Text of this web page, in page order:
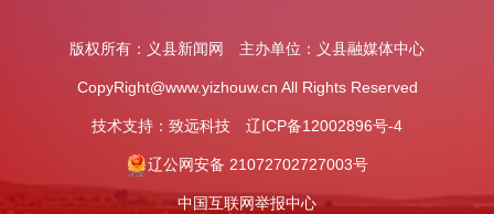
版权所有：义县新闻网 主办单位：义县融媒体中心
CopyRight@www.yizhouw.cn All Rights Reserved
技术支持： 致远科技 辽ICP备12002896号-4
辽公网安备 21072702727003号
中国互联网举报中心